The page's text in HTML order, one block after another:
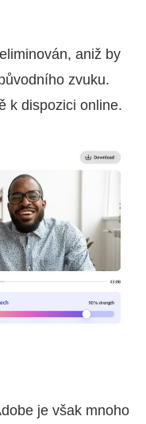
aniž by
zvuku.
k dispozici online.
je však mnoho